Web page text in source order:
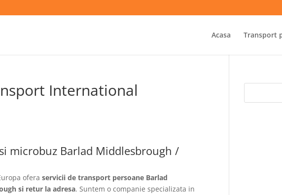
Acasa Transport
International
microbuz Barlad Middlesbrough /
oferaservicii de transport persoane Barlad
si retur la adresa. Suntem o companie specializata in